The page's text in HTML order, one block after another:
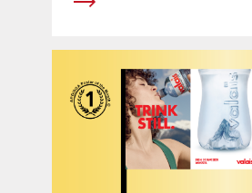
steht der APG|SGA aber bei
bei Beat Holenstein für die
erfolgreiche Zusammenarbeit
ihm für seinen neuen
jetzt alles Gute. Der frühzeitig
Entscheid von Beat Holenstein,
rund 13 Monaten zu verlassen,